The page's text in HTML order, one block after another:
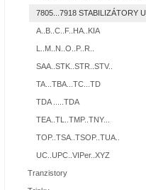
7805...7918 STABILIZÁTORY U.
A..B..C..F..HA..KIA
L..M..N..O..P..R..
SAA..STK..STR..STV..
TA...TBA...TC...TD
TDA .....TDA
TEA..TL..TMP..TNY...
TOP..TSA..TSOP..TUA..
UC..UPC..VIPer..XYZ
Tranzistory